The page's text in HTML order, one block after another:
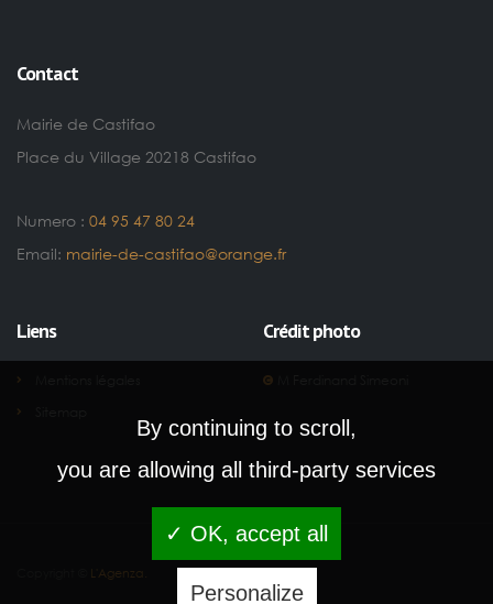
Contact
Mairie de Castifao
Place du Village 20218 Castifao
Numero : 04 95 47 80 24
Email: mairie-de-castifao@orange.fr
Liens Crédit photo
L'Agenza.
By continuing to scroll,
you are allowing all third-party services
✓ OK, accept all
Personalize